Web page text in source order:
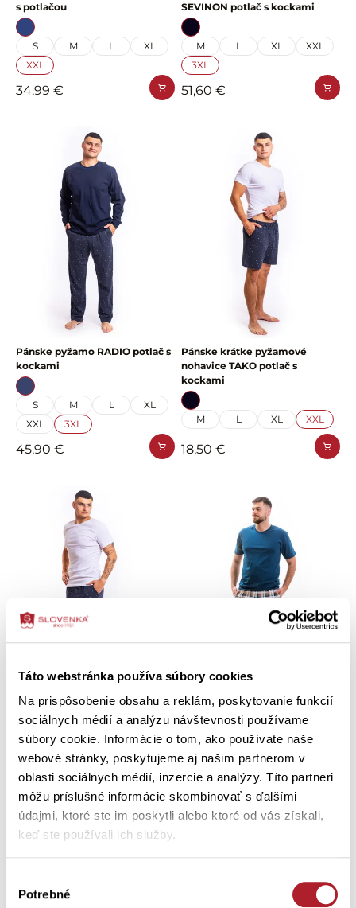
Táto webstránka používa súbory cookies
Na prispôsobenie obsahu a reklám, poskytovanie funkcií
sociálnych médií a analýzu návštevnosti používame
súbory cookie. Informácie o tom, ako používate naše
webové stránky, poskytujeme aj našim partnerom v
oblasti sociálnych médií, inzercie a analýzy. Títo partneri
môžu príslušné informácie skombinovať s ďalšími
údajmi, ktoré ste im poskytli alebo ktoré od vás získali,
keď ste používali ich služby.
súhlasu
Potrebné
s potlačou
S M L
XL
XXL
34,99 €
SEVINON potlač s kockami
M L XL
XXL
3XL
51,60 €
Pánske pyžamo RADIO potlač s
kockami
S M L
XL
XXL
3XL
45,90 €
Pánske krátke pyžamové
nohavice TAKO potlač s
kockami
M L XL XXL
18,50 €
Pánske dlhé pyžamové
nohavice JOZULO potlač s
kockami
M L XL
23,70 €
Pánske pyžamo FIN s potlačou
S
34,90 €